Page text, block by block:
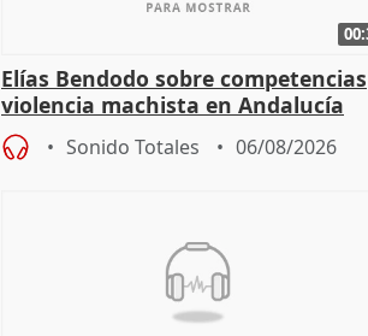
Elías Bendodo sobre competencias
violencia machista en Andalucía
Sonido Totales 06/08/2026